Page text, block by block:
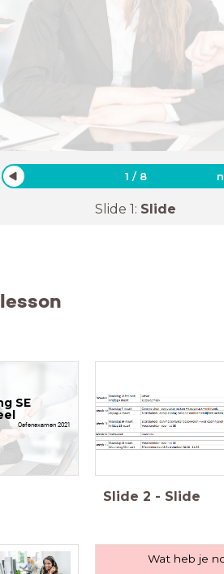
1 / 8
Slide 1: Slide
SE
Oefenexamen 2021
Slide 2 - Slide
Wat heb je